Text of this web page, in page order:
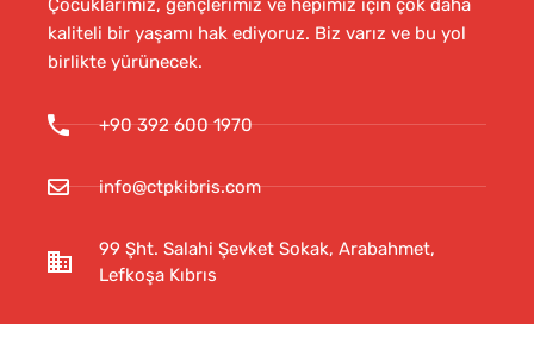
kaliteli bir yaşamı hak ediyoruz. Biz varız ve bu yol
birlikte yürünecek.
+90 392 600 1970
info@ctpkibris.com
99 Şht. Salahi Şevket Sokak, Arabahmet,
Lefkoşa Kıbrıs